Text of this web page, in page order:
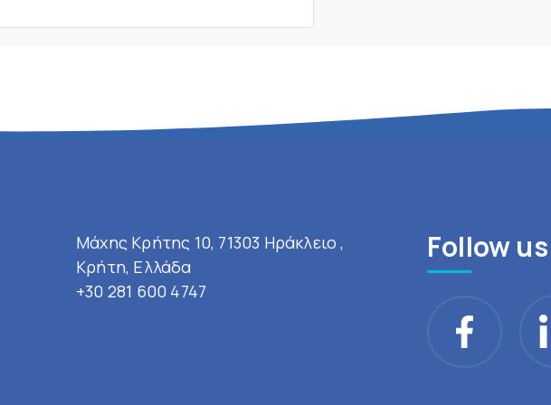
Μάχης Κρήτης 10, 71303 Ηράκλειο ,
Κρήτη, Ελλάδα
+30 281 600 4747
Follow us